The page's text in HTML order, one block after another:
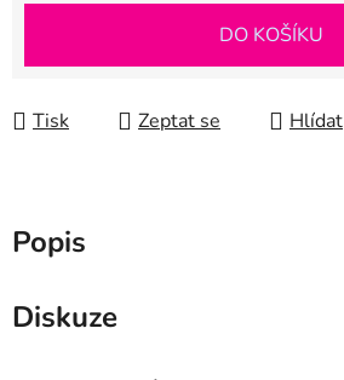
DO KOŠÍKU
Tisk Zeptat se Hlídat
Popis
Diskuze